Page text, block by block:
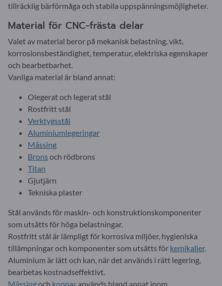
tillräcklig bärförmåga och stabila uppspänningsmöjligheter.
Material för CNC-frästa delar
Valet av material beror på mekanisk belastning, vikt,
korrosionsbeständighet, temperatur, elektriska egenskaper
och bearbetbarhet.
Vanliga material är bland annat:
Olegerat och legerat stål
Rostfritt stål
Verktygsstål
Aluminiumlegeringar
Mässing
Bronsoch rödbrons
Titan
Gjutjärn
Tekniska plaster
Stål används för maskin- och konstruktionskomponenter
som utsätts för höga belastningar.
Rostfritt stål är lämpligt för korrosiva miljöer, hygieniska
tillämpningar och komponenter som utsätts för kemikalier.
Aluminium är lätt och kan, när det används i rätt legering,
bearbetas kostnadseffektivt.
Mässingoch koppar används bland annat inom